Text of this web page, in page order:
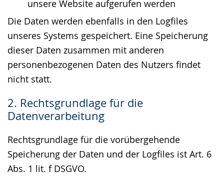
unsere Website aufgerufen werden
Die Daten werden ebenfalls in den Logfiles
unseres Systems gespeichert. Eine Speicherung
dieser Daten zusammen mit anderen
personenbezogenen Daten des Nutzers findet
nicht statt.
2. Rechtsgrundlage für die
Datenverarbeitung
Rechtsgrundlage für die vorübergehende
Speicherung der Daten und der Logfiles ist Art. 6
Abs. 1 lit. f DSGVO.